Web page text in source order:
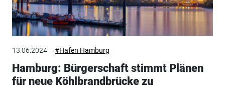
13.06.2024 #Hafen Hamburg
Hamburg: Bürgerschaft stimmt Plänen
für neue Köhlbrandbrücke zu